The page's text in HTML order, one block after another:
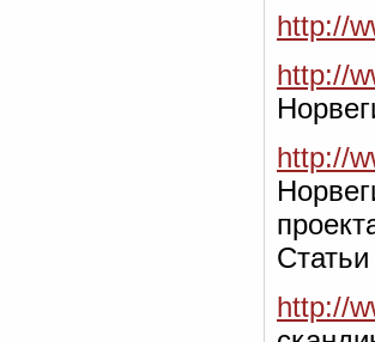
http://
http://
http://
http://